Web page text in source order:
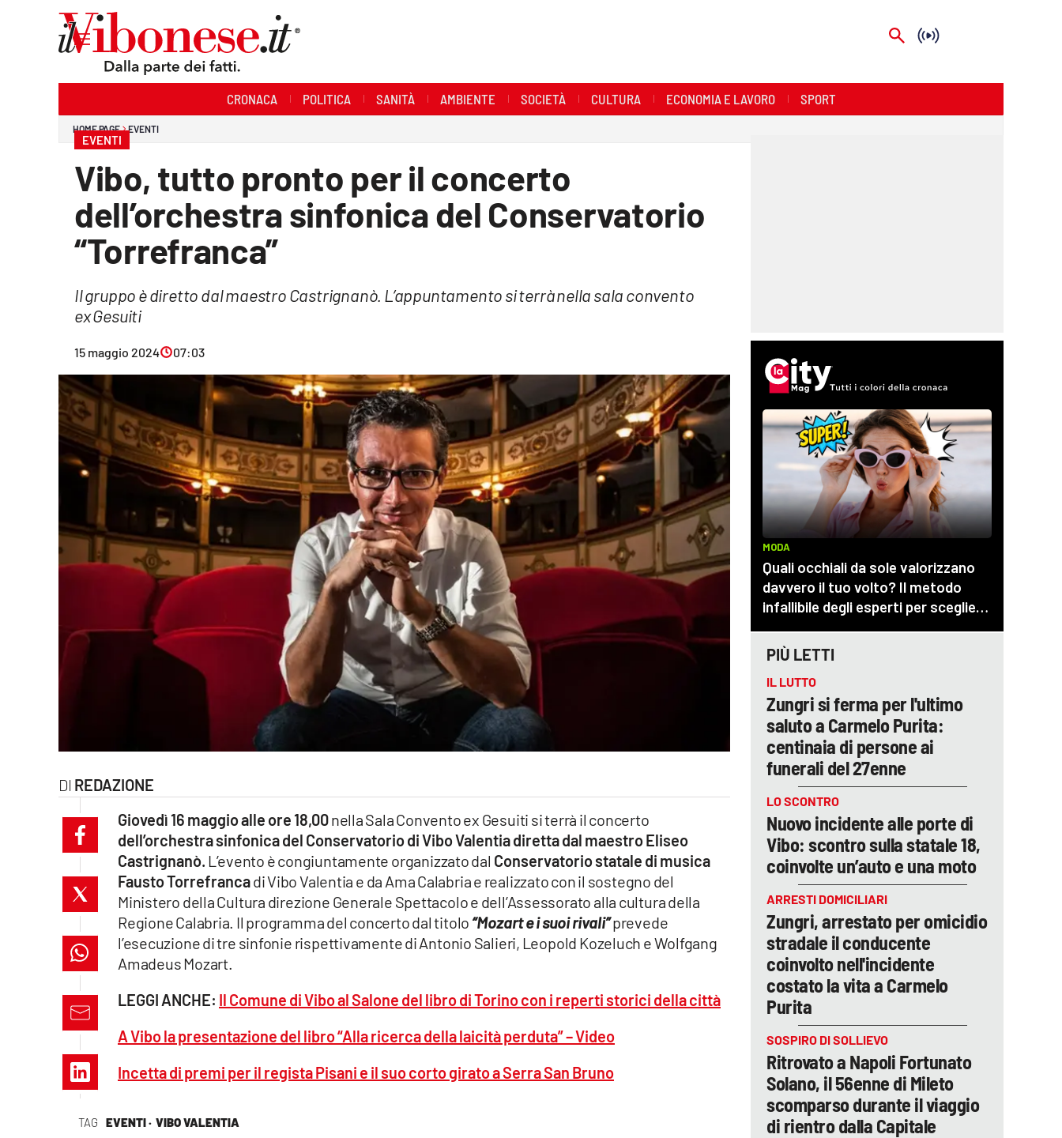
Streaming
Lac Network
ilvibonese.it
catanzarochannel.it
lacapitalenews.it
CRONACA POLITICA SANITÀ AMBIENTE SOCIETÀ CULTURA ECONOMIA E LAVORO SPORT
HOME PAGE EVENTI
EVENTI
Vibo, tutto pronto per il concerto
dell’orchestra sinfonica del Conservatorio
“Torrefranca”
Il gruppo è diretto dal maestro Castrignanò. L’appuntamento si terrà nella sala convento
ex Gesuiti
15 maggio 2024 07:03
REDAZIONE
TAG EVENTI · VIBO VALENTIA
Giovedì 16 maggio alle ore 18,00nella Sala Convento ex Gesuiti si terrà il concerto
dell’orchestra sinfonica del Conservatorio di Vibo Valentia diretta dal maestro Eliseo
Castrignanò. L’evento è congiuntamente organizzato dal Conservatorio statale di musica
Fausto Torrefrancadi Vibo Valentia e da Ama Calabria e realizzato con il sostegno del
Ministero della Cultura direzione Generale Spettacolo e dell’Assessorato alla cultura della
Regione Calabria. Il programma del concerto dal titolo “Mozart e i suoi rivali”prevede
l’esecuzione di tre sinfonie rispettivamente di Antonio Salieri, Leopold Kozeluch e Wolfgang
Amadeus Mozart.
LEGGI ANCHE: Il Comune di Vibo al Salone del libro di Torino con i reperti storici della città
A Vibo la presentazione del libro “Alla ricerca della laicità perduta” – Video
Incetta di premi per il regista Pisani e il suo corto girato a Serra San Bruno
PIÙ LETTI
IL LUTTO
Zungri si ferma per l'ultimo
saluto a Carmelo Purita:
centinaia di persone ai
funerali del 27enne
LO SCONTRO
Nuovo incidente alle porte di
Vibo: scontro sulla statale 18,
coinvolte un’auto e una moto
ARRESTI DOMICILIARI
Zungri, arrestato per omicidio
stradale il conducente
coinvolto nell'incidente
costato la vita a Carmelo
Purita
SOSPIRO DI SOLLIEVO
Ritrovato a Napoli Fortunato
Solano, il 56enne di Mileto
scomparso durante il viaggio
di rientro dalla Capitale